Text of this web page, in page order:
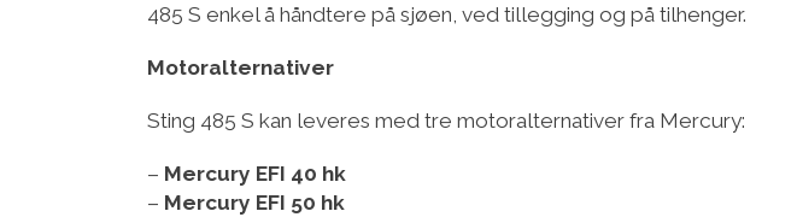
485 S enkel å håndtere på sjøen, ved tillegging og på tilhenger.
Motoralternativer
Sting 485 S kan leveres med tre motoralternativer fra Mercury:
– Mercury EFI 40 hk
– Mercury EFI 50 hk